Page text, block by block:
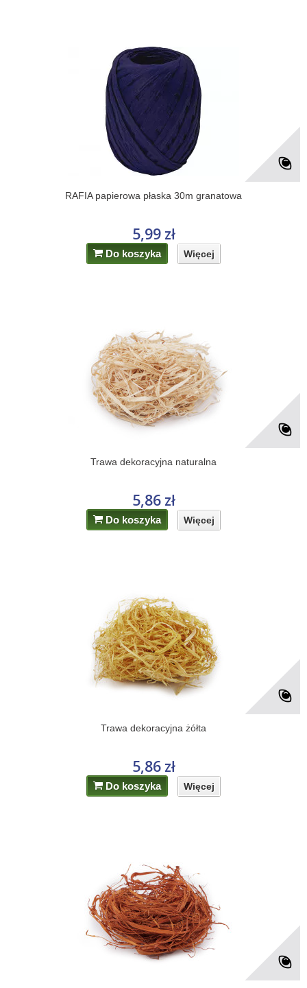
RAFIA papierowa płaska 30m granatowa
5,99 zł
Do koszyka Więcej
Trawa dekoracyjna naturalna
5,86 zł
Do koszyka Więcej
Trawa dekoracyjna żółta
5,86 zł
Do koszyka Więcej